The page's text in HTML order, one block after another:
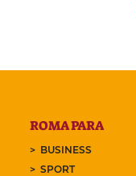
ROMA PARA
BUSINESS
SPORT